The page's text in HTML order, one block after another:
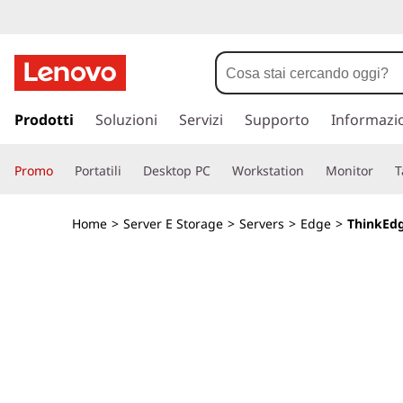
o
n
e
a
a
Prodotti Soluzioni Servizi Supporto
Promo Portatili Desktop PC Workstation Monitor
Home > Server E Storage > Servers > Edge >